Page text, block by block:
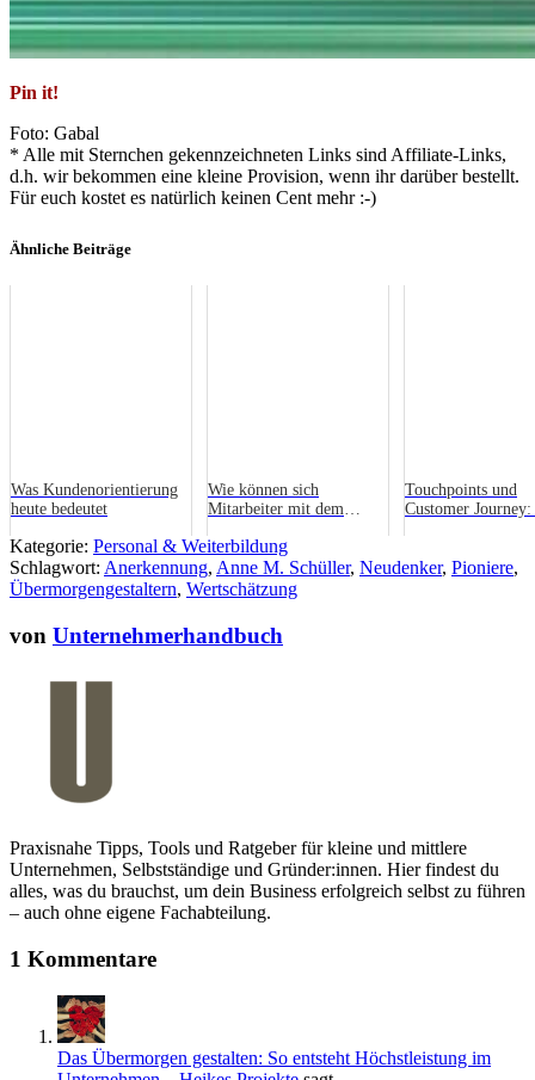
Pin it!
Foto: Gabal
* Alle mit Sternchen gekennzeichneten Links sind Affiliate-Links,
d.h. wir bekommen eine kleine Provision, wenn ihr darüber bestellt.
Für euch kostet es natürlich keinen Cent mehr :-)
Ähnliche Beiträge
Was Kundenorientierung
heute bedeutet
Wie können sich
Mitarbeiter mit dem
identifizieren?
Touchpoints und
Customer
Kategorie: Personal & Weiterbildung
Schlagwort: Anerkennung, Anne M. Schüller, Neudenker, Pioniere,
Übermorgengestaltern, Wertschätzung
von Unternehmerhandbuch
Praxisnahe Tipps, Tools und Ratgeber für kleine und mittlere
Unternehmen, Selbstständige und Gründer:innen. Hier findest du
alles, was du brauchst, um dein Business erfolgreich selbst zu führen
– auch ohne eigene Fachabteilung.
1 Kommentare
Das Übermorgen gestalten: So entsteht Höchstleistung im